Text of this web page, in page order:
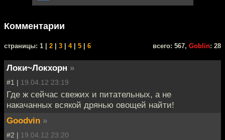
Комментарии
cтраницы: 1 | 2 3 4| 5 6 всего: 567, Goblin: 28
Локи~Локхорн »
#1 | 19.04.12 23:19
Где ж сейчас свежих и питательных, а не
накачанных всякой дрянью овощей найти!
Goodvin »
#2 | 19.04.12 23:20